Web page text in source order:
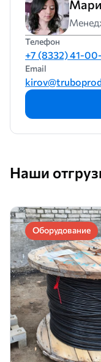
Телефон
+7 (8332) 41-
Email
Наши
Оборудование